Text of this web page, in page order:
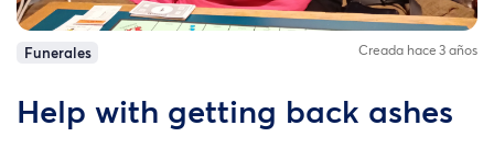
Funerales Creada hace 3 años
Help with getting back ashes